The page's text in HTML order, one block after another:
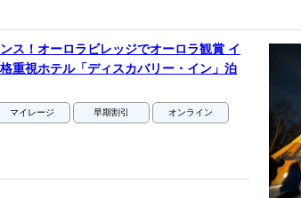
ス！オーロラビレッジでオーロラ観賞 イ
重視ホテル「ディスカバリー・イン」泊
マイレージ 早期割引 オンライン